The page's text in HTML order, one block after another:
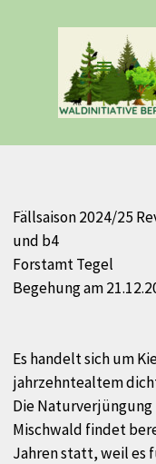
Menü
Fällsaison 2024/25
und b4
Forstamt Tegel
Begehung am
Es handelt sich um
jahrzehntealtem
Die
Mischwald findet
Jahren statt, weil es